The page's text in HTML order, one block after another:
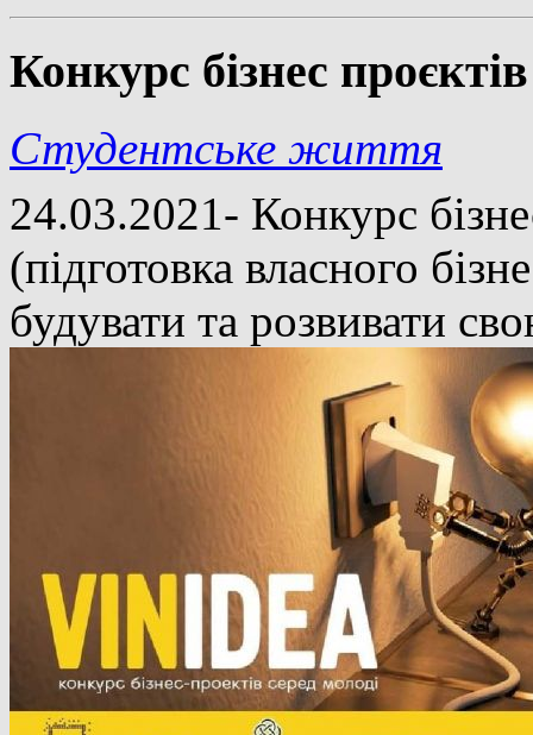
Конкурс бізнес
Студентське життя
24.03.2021- Конкурс
(підготовка власного
будувати та розвивати